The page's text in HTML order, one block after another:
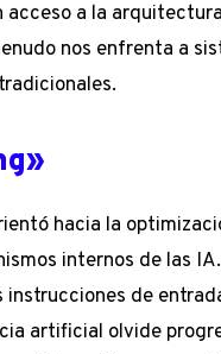
acceso a la
nos enfrenta a
hacia la
internos de las
de
artificial olvide